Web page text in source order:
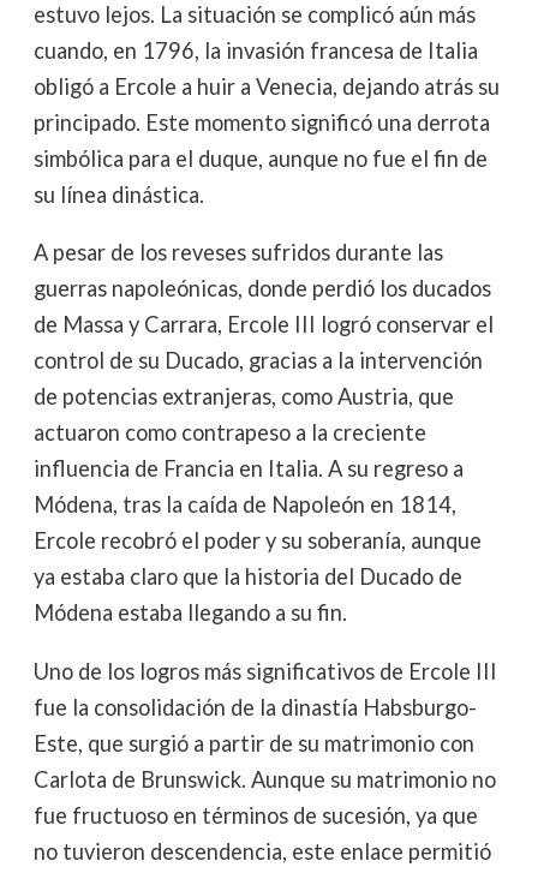
estuvo lejos. La situación se complicó aún más
cuando, en 1796, la invasión francesa de Italia
obligó a Ercole a huir a Venecia, dejando atrás su
principado. Este momento significó una derrota
simbólica para el duque, aunque no fue el fin de
su línea dinástica.
A pesar de los reveses sufridos durante las
guerras napoleónicas, donde perdió los ducados
de Massa y Carrara, Ercole III logró conservar el
control de su Ducado, gracias a la intervención
de potencias extranjeras, como Austria, que
actuaron como contrapeso a la creciente
influencia de Francia en Italia. A su regreso a
Módena, tras la caída de Napoleón en 1814,
Ercole recobró el poder y su soberanía, aunque
ya estaba claro que la historia del Ducado de
Módena estaba llegando a su fin.
Uno de los logros más significativos de Ercole III
fue la consolidación de la dinastía Habsburgo-
Este, que surgió a partir de su matrimonio con
Carlota de Brunswick. Aunque su matrimonio no
fue fructuoso en términos de sucesión, ya que
no tuvieron descendencia, este enlace permitió